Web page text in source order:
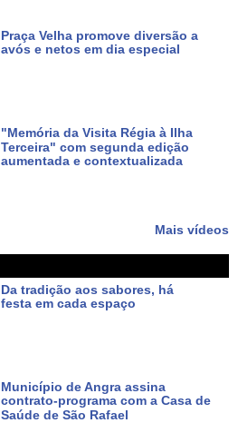
Praça Velha promove diversão a
avós e netos em dia especial
"Memória da Visita Régia à Ilha
Terceira" com segunda edição
aumentada e contextualizada
Mais vídeos
Da tradição aos sabores, há
festa em cada espaço
Município de Angra assina
contrato-programa com a Casa de
Saúde de São Rafael